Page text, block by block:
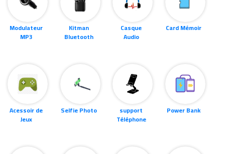
Modulateur
MP3
Kitman
Bluetooth
Casque
Audio
Card Mémoir
Acessoir de
Jeux
Selfie Photo support
Téléphone
Power Bank